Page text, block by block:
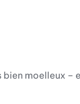
bien moelleux –